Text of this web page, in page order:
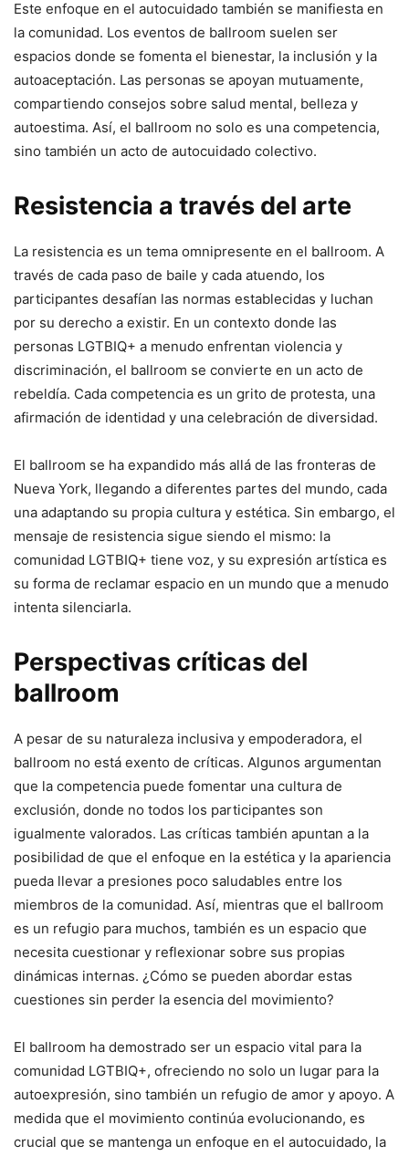
Este enfoque en el autocuidado también se manifiesta en
la comunidad. Los eventos de ballroom suelen ser
espacios donde se fomenta el bienestar, la inclusión y la
autoaceptación. Las personas se apoyan mutuamente,
compartiendo consejos sobre salud mental, belleza y
autoestima. Así, el ballroom no solo es una competencia,
sino también un acto de autocuidado colectivo.
Resistencia a través del arte
La resistencia es un tema omnipresente en el ballroom. A
través de cada paso de baile y cada atuendo, los
participantes desafían las normas establecidas y luchan
por su derecho a existir. En un contexto donde las
personas LGTBIQ+ a menudo enfrentan violencia y
discriminación, el ballroom se convierte en un acto de
rebeldía. Cada competencia es un grito de protesta, una
afirmación de identidad y una celebración de diversidad.
El ballroom se ha expandido más allá de las fronteras de
Nueva York, llegando a diferentes partes del mundo, cada
una adaptando su propia cultura y estética. Sin embargo, el
mensaje de resistencia sigue siendo el mismo: la
comunidad LGTBIQ+ tiene voz, y su expresión artística es
su forma de reclamar espacio en un mundo que a menudo
intenta silenciarla.
Perspectivas críticas del
ballroom
A pesar de su naturaleza inclusiva y empoderadora, el
ballroom no está exento de críticas. Algunos argumentan
que la competencia puede fomentar una cultura de
exclusión, donde no todos los participantes son
igualmente valorados. Las críticas también apuntan a la
posibilidad de que el enfoque en la estética y la apariencia
pueda llevar a presiones poco saludables entre los
miembros de la comunidad. Así, mientras que el ballroom
es un refugio para muchos, también es un espacio que
necesita cuestionar y reflexionar sobre sus propias
dinámicas internas. ¿Cómo se pueden abordar estas
cuestiones sin perder la esencia del movimiento?
El ballroom ha demostrado ser un espacio vital para la
comunidad LGTBIQ+, ofreciendo no solo un lugar para la
autoexpresión, sino también un refugio de amor y apoyo. A
medida que el movimiento continúa evolucionando, es
crucial que se mantenga un enfoque en el autocuidado, la